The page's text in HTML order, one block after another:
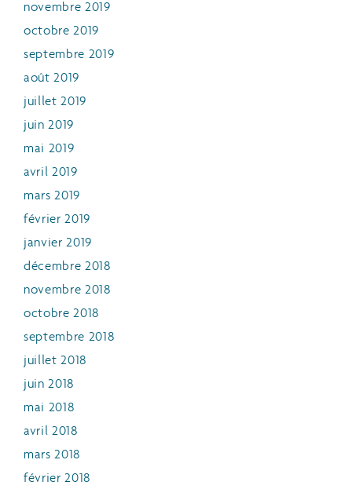
novembre 2019
octobre 2019
septembre 2019
août 2019
juillet 2019
juin 2019
mai 2019
avril 2019
mars 2019
février 2019
janvier 2019
décembre 2018
novembre 2018
octobre 2018
septembre 2018
juillet 2018
juin 2018
mai 2018
avril 2018
mars 2018
février 2018